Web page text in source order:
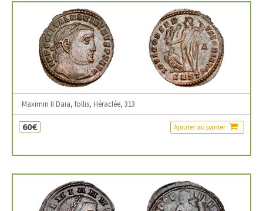
Maximin II Daia, follis, Héraclée, 313
60€ Ajouter au panier